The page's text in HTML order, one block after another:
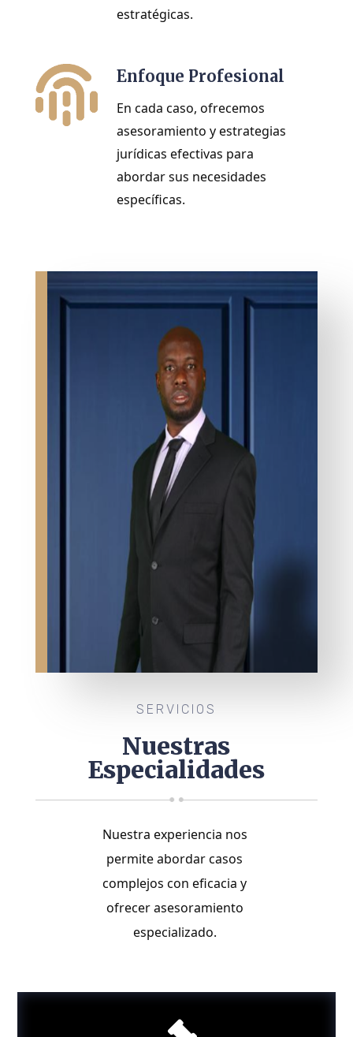
estratégicas.
Enfoque Profesional
En cada caso, ofrecemos
asesoramiento y estrategias
jurídicas efectivas para
abordar sus necesidades
específicas.
SERVICIOS
Nuestras
Especialidades
Nuestra experiencia nos
permite abordar casos
complejos con eficacia y
ofrecer asesoramiento
especializado.